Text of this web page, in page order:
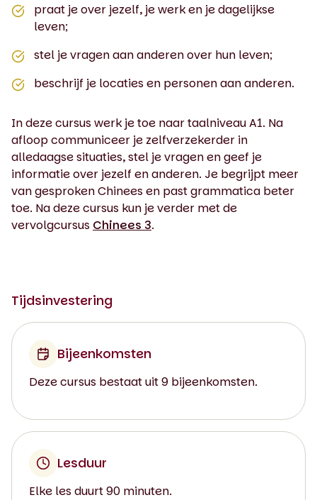
praat je over jezelf, je werk en je dagelijkse
leven;
stel je vragen aan anderen over hun leven;
beschrijf je locaties en personen aan anderen.
In deze cursus werk je toe naar taalniveau A1. Na
afloop communiceer je zelfverzekerder in
alledaagse situaties, stel je vragen en geef je
informatie over jezelf en anderen. Je begrijpt meer
van gesproken Chinees en past grammatica beter
toe. Na deze cursus kun je verder met de
vervolgcursus Chinees 3.
Tijdsinvestering
Bijeenkomsten
Deze cursus bestaat uit 9 bijeenkomsten.
Lesduur
Elke les duurt 90 minuten.